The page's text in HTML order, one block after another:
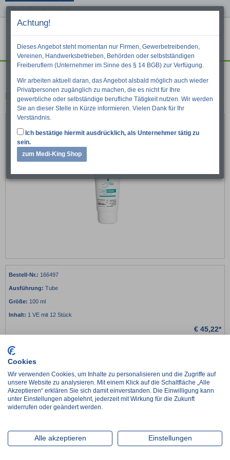
Geschäftskundenshop
Menu Suche
DESCOLIND PURE LIGHT CREAM
166497
Tube
100 ml
1 VE mit 12 Stück
€ 45,22*
Lieferzeit ca. 2-3 Werktage
im Zulauf, Wiederbeschaffungszeit ca. 1 Woche
Artikel wird auftragsbezogen für Sie beschafft, Lieferzeit nach Absprache
Details
Achtung!
Dieses Angebot steht momentan nur Firmen, Gewerbetreibenden,
Vereinen, Handwerksbetrieben, Behörden oder selbstständigen
Freiberuflern (Unternehmer im Sinne des § 14 BGB) zur Verfügung.
Wir arbeiten aktuell daran, das Angebot alsbald möglich auch wieder
Privatpersonen zugänglich zu machen, die es nicht für Ihre
gewerbliche oder selbständige berufliche Tätigkeit nutzen. Wir werden
Sie an dieser Stelle in Kürze informieren. Vielen Dank für Ihr
Verständnis.
Ich bestätige hiermit ausdrücklich, als Unternehmer tätig zu
sein.
zum Medi-King Shop
Cookies
Wir verwenden Cookies, um Inhalte zu personalisieren und die Zugriffe auf
unsere Website zu analysieren. Mit einem Klick auf die Schaltfläche „Alle
Akzeptieren“ erklären Sie sich damit einverstanden. Die Einwilligung kann
unter Einstellungen abgelehnt, jederzeit mit Wirkung für die Zukunft
widerrufen oder geändert werden.
Alle akzeptieren Einstellungen